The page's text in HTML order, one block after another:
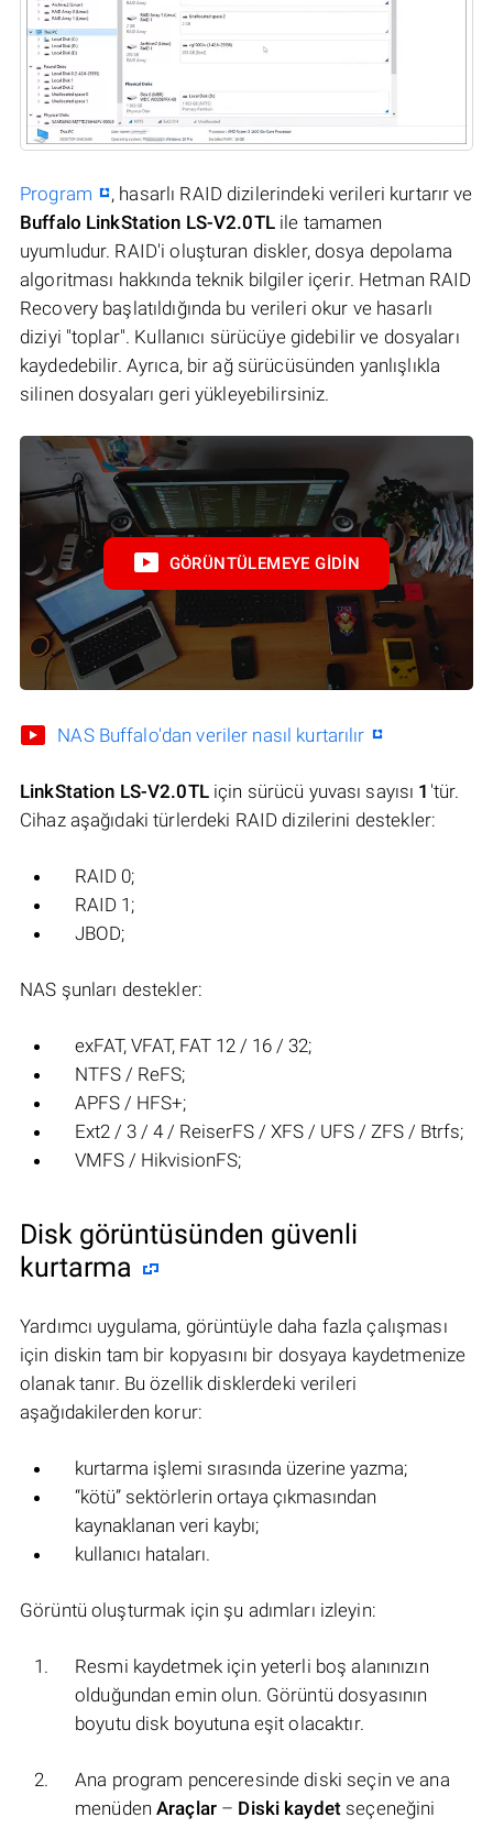
Program
, hasarlı RAID dizilerindeki verileri kurtarır ve
Buffalo LinkStation LS-V2.0TLile tamamen
uyumludur. RAID'i oluşturan diskler, dosya depolama
algoritması hakkında teknik bilgiler içerir. Hetman RAID
Recovery başlatıldığında bu verileri okur ve hasarlı
diziyi "toplar". Kullanıcı sürücüye gidebilir ve dosyaları
kaydedebilir. Ayrıca, bir ağ sürücüsünden yanlışlıkla
silinen dosyaları geri yükleyebilirsiniz.
GÖRÜNTÜLEMEYE GIDIN
NAS Buffalo'dan veriler nasıl kurtarılır
LinkStation LS-V2.0TLiçin sürücü yuvası sayısı 1 'tür.
Cihaz aşağıdaki türlerdeki RAID dizilerini destekler:
RAID 0;
RAID 1;
JBOD;
NAS şunları destekler:
exFAT, VFAT, FAT 12 / 16 / 32;
NTFS / ReFS;
APFS / HFS+;
Ext2 / 3 / 4 / ReiserFS / XFS / UFS / ZFS / Btrfs;
VMFS / HikvisionFS;
Disk görüntüsünden güvenli
kurtarma
Yardımcı uygulama, görüntüyle daha fazla çalışması
için diskin tam bir kopyasını bir dosyaya kaydetmenize
olanak tanır. Bu özellik disklerdeki verileri
aşağıdakilerden korur:
kurtarma işlemi sırasında üzerine yazma;
“kötü” sektörlerin ortaya çıkmasından
kaynaklanan veri kaybı;
kullanıcı hataları.
Görüntü oluşturmak için şu adımları izleyin:
Resmi kaydetmek için yeterli boş alanınızın
olduğundan emin olun. Görüntü dosyasının
boyutu disk boyutuna eşit olacaktır.
Ana program penceresinde diski seçin ve ana
menüdenAraçlar – Diski kaydet seçeneğini